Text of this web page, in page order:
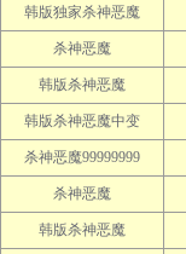
韩版独家杀神恶魔
杀神恶魔
韩版杀神恶魔
韩版杀神恶魔中变
杀神恶魔99999999
杀神恶魔
韩版杀神恶魔